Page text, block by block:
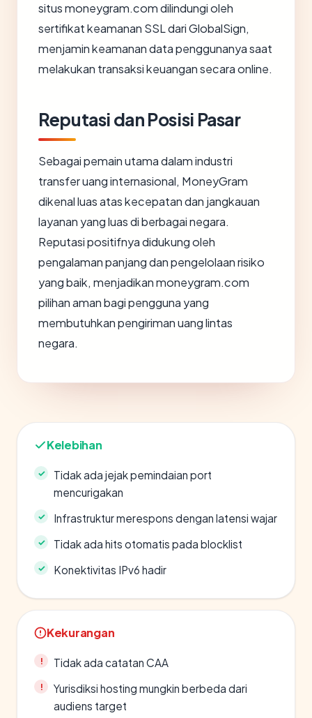
situs moneygram.com dilindungi oleh
sertifikat keamanan SSL dari GlobalSign,
menjamin keamanan data penggunanya saat
melakukan transaksi keuangan secara online.
Reputasi dan Posisi Pasar
Sebagai pemain utama dalam industri
transfer uang internasional, MoneyGram
dikenal luas atas kecepatan dan jangkauan
layanan yang luas di berbagai negara.
Reputasi positifnya didukung oleh
pengalaman panjang dan pengelolaan risiko
yang baik, menjadikan moneygram.com
pilihan aman bagi pengguna yang
membutuhkan pengiriman uang lintas
negara.
Kelebihan
Tidak ada jejak pemindaian port
mencurigakan
Infrastruktur merespons dengan latensi wajar
Tidak ada hits otomatis pada blocklist
Konektivitas IPv6 hadir
Kekurangan
Tidak ada catatan CAA
Yurisdiksi hosting mungkin berbeda dari
audiens target